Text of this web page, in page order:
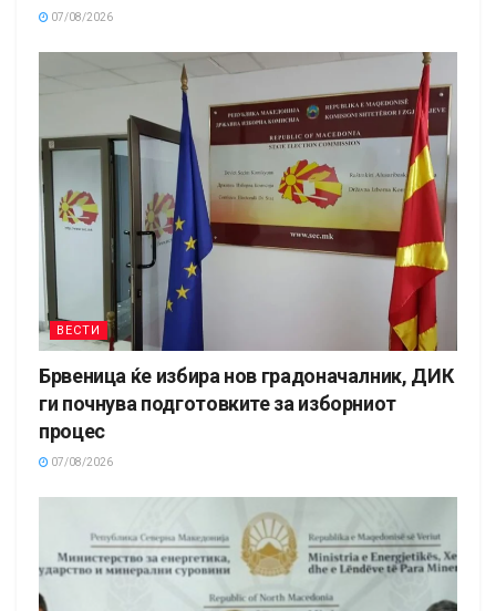
07/08/2026
ВЕСТИ
Брвеница ќе избира нов градоначалник, ДИК
ги почнува подготовките за изборниот
процес
07/08/2026